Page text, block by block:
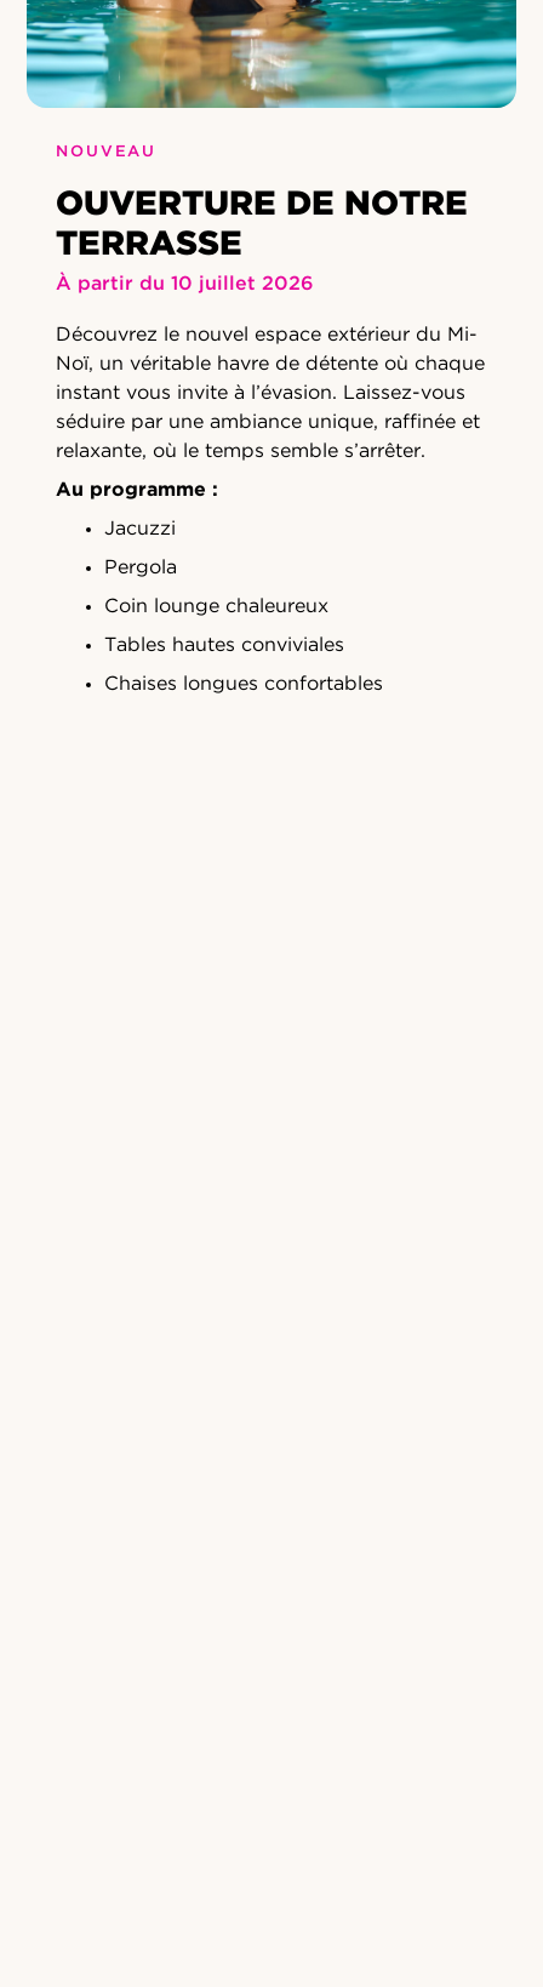
NOUVEAU
OUVERTURE DE NOTRE
TERRASSE
À partir du 10 juillet 2026
Découvrez le nouvel espace extérieur du Mi-
Noï, un véritable havre de détente où chaque
instant vous invite à l’évasion. Laissez-vous
séduire par une ambiance unique, raffinée et
relaxante, où le temps semble s’arrêter.
Au programme :
Jacuzzi
Pergola
Coin lounge chaleureux
Tables hautes conviviales
Chaises longues confortables